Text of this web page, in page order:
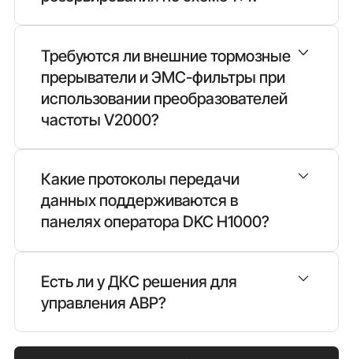
внешние модули резервирования
Требуются ли внешние тормозные
прерыватели и ЭМС-фильтры при
использовании преобразователей
частоты V2000?
по ссылке
Какие протоколы передачи
данных поддерживаются в
панелях оператора DKC H1000?
Есть ли у ДКС решения для
управления АВР?